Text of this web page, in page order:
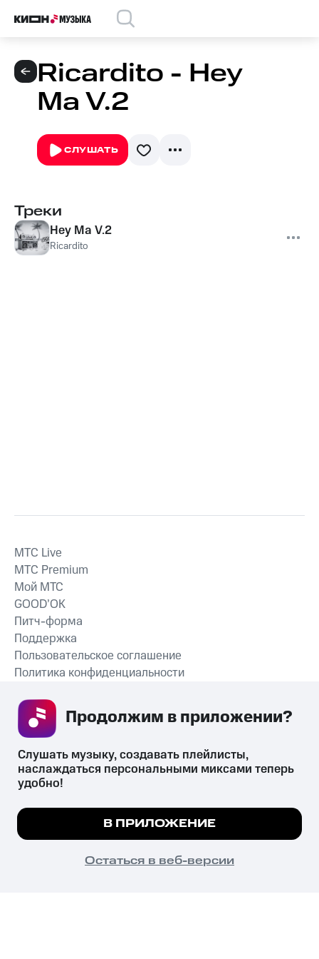
Ricardito - Hey
Ma V.2
СЛУШАТЬ
Треки
Hey Ma V.2
Ricardito
СКАЧАТЬ ПРИЛОЖЕНИЕ
MTС Live
MTС Premium
Мой МТС
GOOD’OK
Питч-форма
Поддержка
Пользовательское соглашение
Политика конфиденциальности
психотропных веществ, их аналогов причиняет вред здоровью,
их незаконный оборот запрещён и влечёт установленную
законодательством ответственность.
© 2026 ООО «КИОН».
Все права защищены
Мы используем куки, чтобы на сайте все
Подробнее
ПОНЯТНО
Слушать музыку, создавать плейлисты,
наслаждаться персональными миксами теперь
удобно!
В ПРИЛОЖЕНИЕ
Остаться в веб-версии